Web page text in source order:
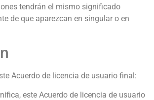
tendrán el mismo significado
de que aparezcan en singular o en
Acuerdo de licencia de usuario final:
este Acuerdo de licencia de usuario